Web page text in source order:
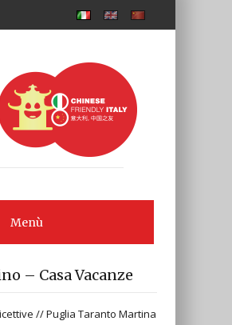
Menù
– Casa Vacanze
// Puglia Taranto Martina